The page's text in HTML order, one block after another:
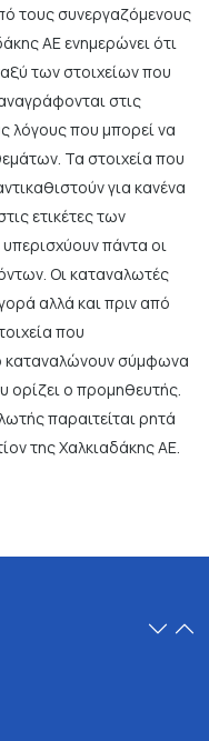
τους συνεργαζόμενους
ΑΕ ενημερώνει ότι
των στοιχείων που
στις
λόγους που μπορεί να
Τα στοιχεία που
για κανένα
ετικέτες των
πάντα οι
Οι καταναλωτές
αλλά και πριν από
που
καταναλώνουν σύμφωνα
ορίζει ο προμηθευτής.
παραιτείται ρητά
της Χαλκιαδάκης ΑΕ.